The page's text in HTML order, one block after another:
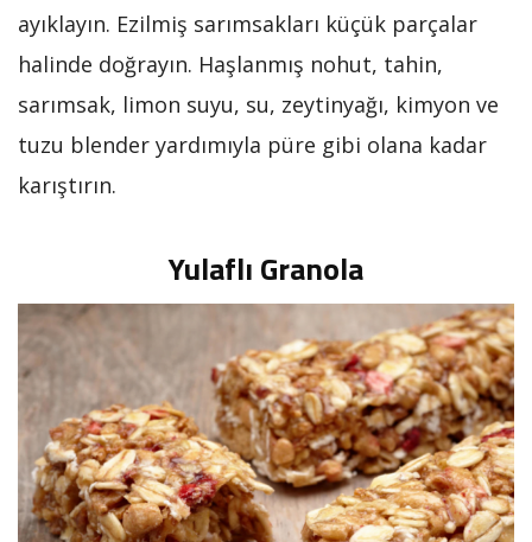
ayıklayın. Ezilmiş sarımsakları küçük parçalar
halinde doğrayın. Haşlanmış nohut, tahin,
sarımsak, limon suyu, su, zeytinyağı, kimyon ve
tuzu blender yardımıyla püre gibi olana kadar
karıştırın.
Yulaflı Granola